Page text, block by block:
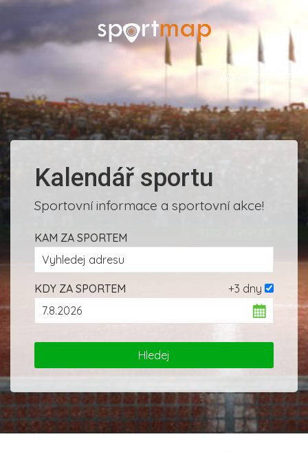
ADMINISTRACE
Kalendář sportu
Sportovní informace a sportovní akce!
KAM ZA SPORTEM
+3 dny
KDY ZA SPORTEM